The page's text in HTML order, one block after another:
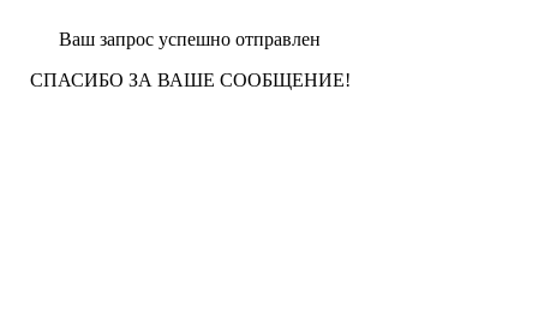
Ваш запрос успешно отправлен
СПАСИБО ЗА ВАШЕ СООБЩЕНИЕ!